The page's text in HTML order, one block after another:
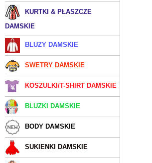
KURTKI & PŁASZCZE
DAMSKIE
BLUZY DAMSKIE
SWETRY DAMSKIE
KOSZULKI/T-SHIRT DAMSKIE
BLUZKI DAMSKIE
BODY DAMSKIE
SUKIENKI DAMSKIE